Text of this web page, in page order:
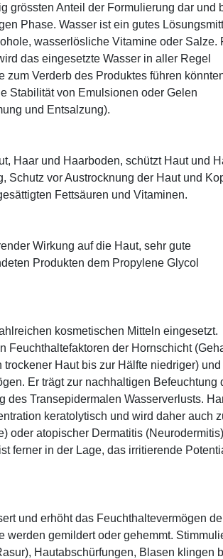
grössten Anteil der Formulierung dar und
Phase. Wasser ist ein gutes
wasserlösliche Vitamine oder Salze.
das eingesetzte Wasser in aller Regel
zum Verderb des Produktes führen
Stabilität von Emulsionen oder Gelen
und Entsalzung).
Haar und Haarboden, schützt Haut und
Schutz vor Austrocknung der Haut und
Fettsäuren und Vitaminen.
Wirkung auf die Haut, sehr gute
Produkten dem Propylene Glycol
kosmetischen Mitteln eingesetzt.
Feuchthaltefaktoren der Hornschicht
Haut bis zur Hälfte niedriger) und
Er trägt zur nachhaltigen Befeuchtung
des Transepidermalen Wasserverlusts.
keratolytisch und wird daher auch
oder atopischer Dermatitis (Neurodermitis)
ferner in der Lage, das irritierende
und erhöht das Feuchthaltevermögen
werden gemildert oder gehemmt.
Hautabschürfungen, Blasen klingen